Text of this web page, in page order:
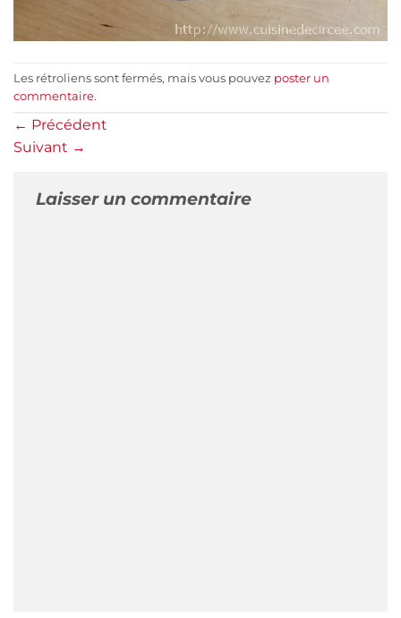
Les rétroliens sont fermés, mais vous pouvez poster un
commentaire.
← Précédent
Suivant →
Laisser un commentaire